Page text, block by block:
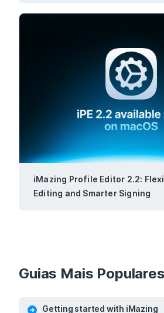
iMazing Profile Editor 2.2:
Editing and Smarter Signing
Guias Mais Populares
Getting started with iMazing